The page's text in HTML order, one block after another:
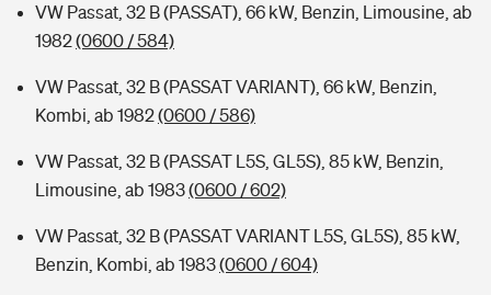
VW Passat, 32 B (PASSAT), 66 kW, Benzin, Limousine, ab
1982(0600 / 584)
VW Passat, 32 B (PASSAT VARIANT), 66 kW, Benzin,
Kombi, ab 1982(0600 / 586)
VW Passat, 32 B (PASSAT L5S, GL5S), 85 kW, Benzin,
Limousine, ab 1983(0600 / 602)
VW Passat, 32 B (PASSAT VARIANT L5S, GL5S), 85 kW,
Benzin, Kombi, ab 1983(0600 / 604)